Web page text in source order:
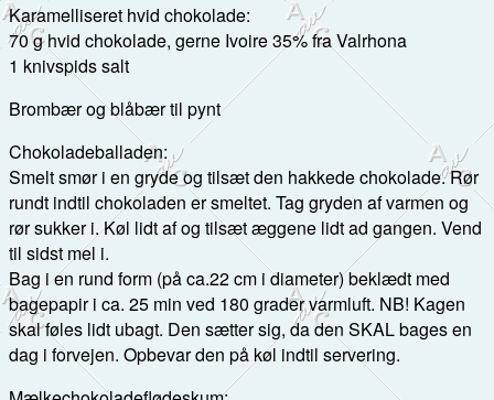
Karamelliseret hvid chokolade:
70 g hvid chokolade, gerne Ivoire 35% fra Valrhona
1 knivspids salt
Brombær og blåbær til pynt
Chokoladeballaden:
Smelt smør i en gryde og tilsæt den hakkede chokolade. Rør
rundt indtil chokoladen er smeltet. Tag gryden af varmen og
rør sukker i. Køl lidt af og tilsæt æggene lidt ad gangen. Vend
til sidst mel i.
Bag i en rund form (på ca.22 cm i diameter) beklædt med
bagepapir i ca. 25 min ved 180 grader varmluft. NB! Kagen
skal føles lidt ubagt. Den sætter sig, da den SKAL bages en
dag i forvejen. Opbevar den på køl indtil servering.